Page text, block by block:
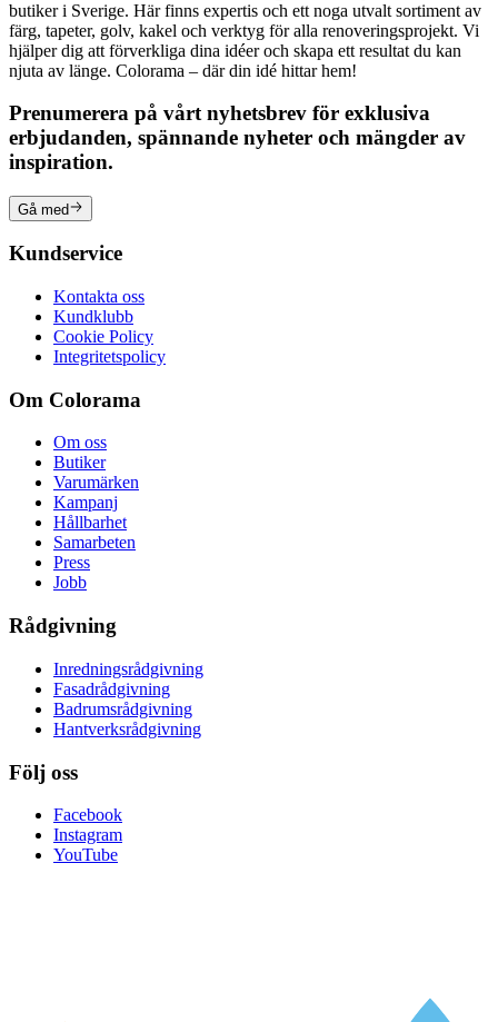
butiker i Sverige. Här finns expertis och ett noga utvalt sortiment av
färg, tapeter, golv, kakel och verktyg för alla renoveringsprojekt. Vi
hjälper dig att förverkliga dina idéer och skapa ett resultat du kan
njuta av länge. Colorama – där din idé hittar hem!
Prenumerera på vårt nyhetsbrev för exklusiva
erbjudanden, spännande nyheter och mängder av
inspiration.
Gå med
Kundservice
Kontakta oss
Kundklubb
Cookie Policy
Integritetspolicy
Om Colorama
Om oss
Butiker
Varumärken
Kampanj
Hållbarhet
Samarbeten
Press
Jobb
Rådgivning
Inredningsrådgivning
Fasadrådgivning
Badrumsrådgivning
Hantverksrådgivning
Följ oss
Facebook
Instagram
YouTube